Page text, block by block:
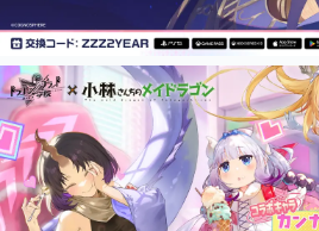
ピックアップ
電ファミのいま読まれている記事ラン
アプリセール情報